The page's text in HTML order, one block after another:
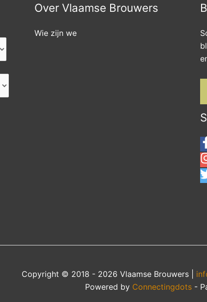
Over Vlaamse Brouwers
Wie zijn we
Copyright © 2018 - 2026 Vlaamse Brouwers |
Powered by Connectingdots-